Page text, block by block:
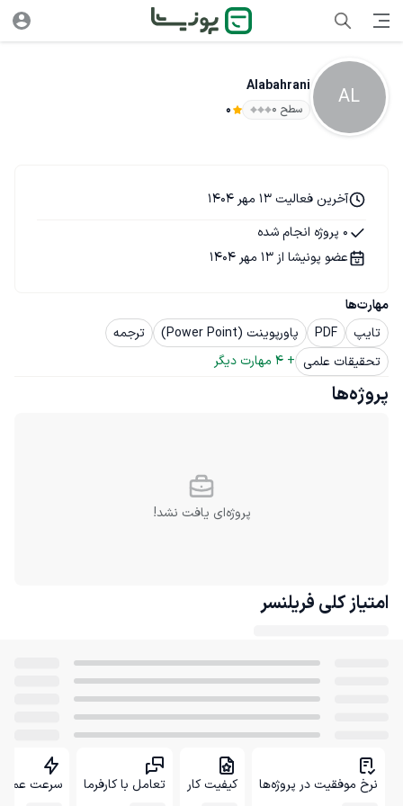
AL
Alabahrani
سطح ۰ 0
مهارت‌ها
تایپ
PDF پاورپوینت (Power Point)
ترجمه
تحقیقات علمی +
4 مهارت دیگر
آخرین فعالیت 13 مهر 1404
0 پروژه انجام شده
عضو پونیشا از 13 مهر 1404
پروژه‌ها
پروژه‌ای یافت نشد!
امتیاز کلی فریلنسر
نرخ موفقیت در پروژه‌ها کیفیت کار تعامل با کارفرما سرعت عمل